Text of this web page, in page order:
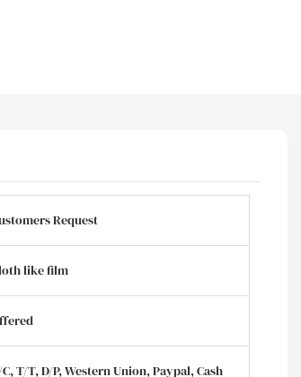
Request
like film
T/T, D/P, Western Union, Paypal, Cash